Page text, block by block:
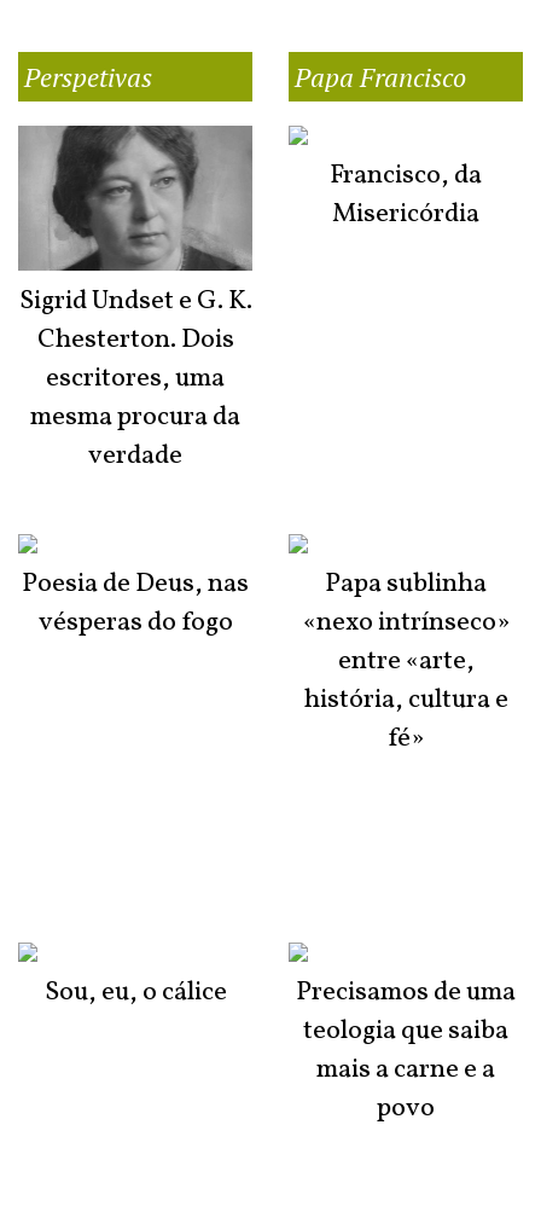
Perspetivas
Sigrid Undset e G. K.
Chesterton. Dois
escritores, uma
mesma procura da
verdade
Poesia de Deus, nas
vésperas do fogo
Sou, eu, o cálice
Papa Francisco
Francisco, da
Misericórdia
Papa sublinha
«nexo intrínseco»
entre «arte,
história, cultura e
fé»
Precisamos de uma
teologia que saiba
mais a carne e a
povo